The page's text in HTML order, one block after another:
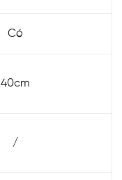
Có
40cm
/